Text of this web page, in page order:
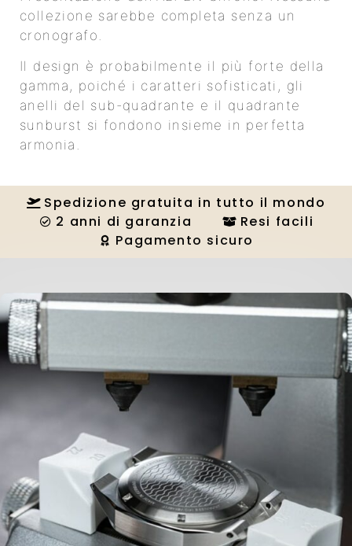
collezione sarebbe completa senza un
cronografo.
Il design è probabilmente il più forte della
gamma, poiché i caratteri sofisticati, gli
anelli del sub-quadrante e il quadrante
sunburst si fondono insieme in perfetta
armonia.
Spedizione gratuita in tutto il mondo
2 anni di garanzia
Resi facili
Pagamento sicuro